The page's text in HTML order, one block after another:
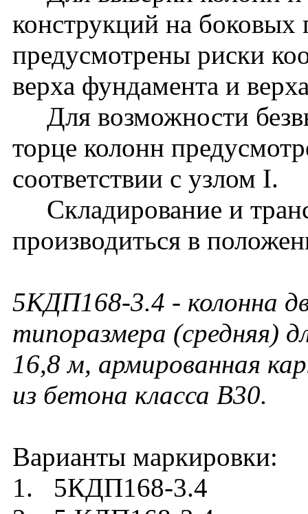
конструкций на боковых
предусмотрены риски
верха фундамента и
Для возможности
торце колонн
соответствии с узлом I.
Складирование и
производиться в
5КДП168-3.4 - колонна
типоразмера (средняя)
16,8 м, армированная
из бетона класса В30.
Варианты маркировки:
1. 5КДП168-3.4